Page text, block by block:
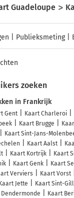
Guadeloupe
Publieksmeting|
zoeken
in Frankrijk
Gent Kaart Charleroi
Kaart Brugge
Kaart Sint-Jans-
Kaart Aalst
Kaart Kortrijk Kaart
Kaart Genk Kaart
Verviers Kaart Vorst
Kaart Jette Kaart Sint-
Dendermonde Kaart